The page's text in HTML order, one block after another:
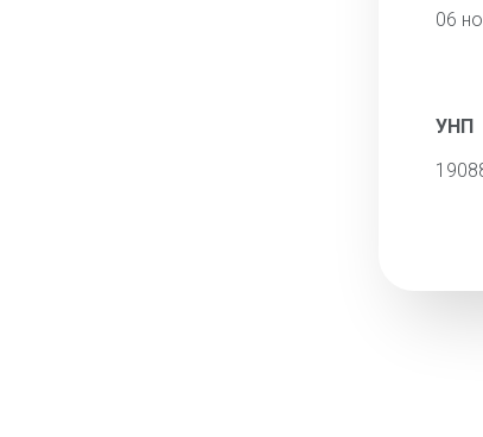
06
УНП